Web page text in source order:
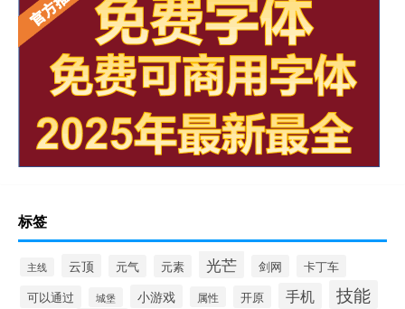
标签
主线 云顶 元气 元素 光芒 剑网
卡丁车
可以通过
城堡 小游戏 属性 开原 手机
技能